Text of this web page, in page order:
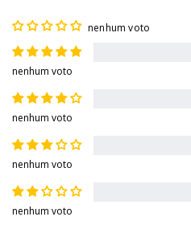
nenhum voto
nenhum voto
nenhum voto
nenhum voto
nenhum voto